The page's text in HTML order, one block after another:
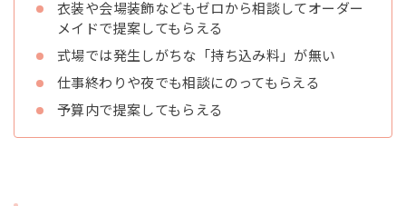
衣装や会場装飾などもゼロから相談してオーダー
メイドで提案してもらえる
式場では発生しがちな「持ち込み料」が無い
仕事終わりや夜でも相談にのってもらえる
予算内で提案してもらえる